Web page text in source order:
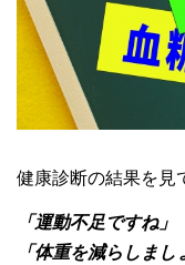
認知症予防・脳トレ
健康診断の結果を見
「運動不足ですね」
「体重を減らしまし